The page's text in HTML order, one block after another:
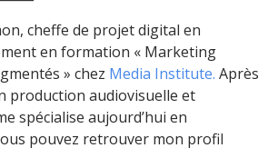
cheffe de projet digital en
en formation « Marketing
» chez Media Institute. Après
production audiovisuelle et
spécialise aujourd’hui en
pouvez retrouver mon profil